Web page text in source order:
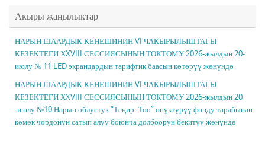
Акыры жаңылыктар
НАРЫН ШААРДЫК КЕҢЕШИНИН VI ЧАКЫРЫЛЫШТАГЫ
КЕЗЕКТЕГИ ХXVIII СЕССИЯСЫНЫН ТОКТОМУ 2026-жылдын 20-
июлу № 11 LED экрандардын тарифтик баасын көтөрүү жөнүндө
НАРЫН ШААРДЫК КЕҢЕШИНИН VI ЧАКЫРЫЛЫШТАГЫ
КЕЗЕКТЕГИ ХXVIII СЕССИЯСЫНЫН ТОКТОМУ 2026-жылдын 20
-июлу №10 Нарын облустук “Теңир -Тоо” өнүктүрүү фонду тарабынан
көмөк чордонун сатып алуу боюнча долбоорун бекитүү жөнүндө